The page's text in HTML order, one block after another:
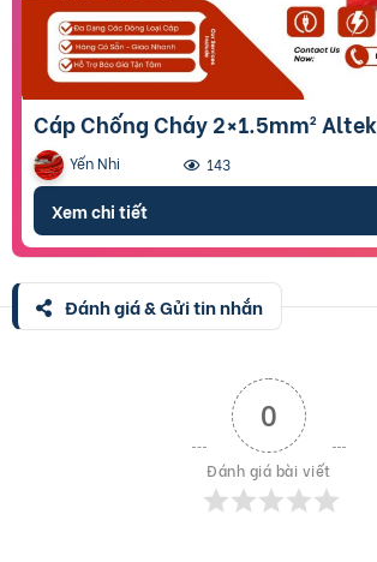
Cáp Chống Cháy 2×1.5mm²
Yến Nhi 143
Xem chi tiết
Đánh giá & Gửi tin nhắn
0
Đánh giá bài viết